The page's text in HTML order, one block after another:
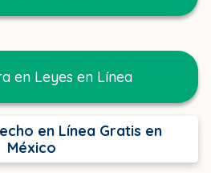
en Leyes en Línea
en Línea Gratis en
México